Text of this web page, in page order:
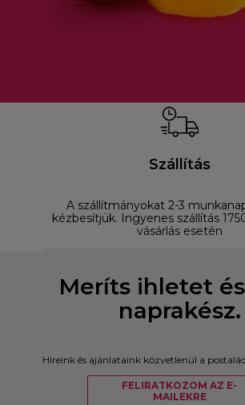
Szállítás
A szállítmányokat 2-3
kézbesítjük. Ingyenes szállítás
vásárlás esetén
Meríts ihletet
naprakész.
Híreink és ajánlataink közvetlenül a
FELIRATKOZOM AZ E-
MAILEKRE